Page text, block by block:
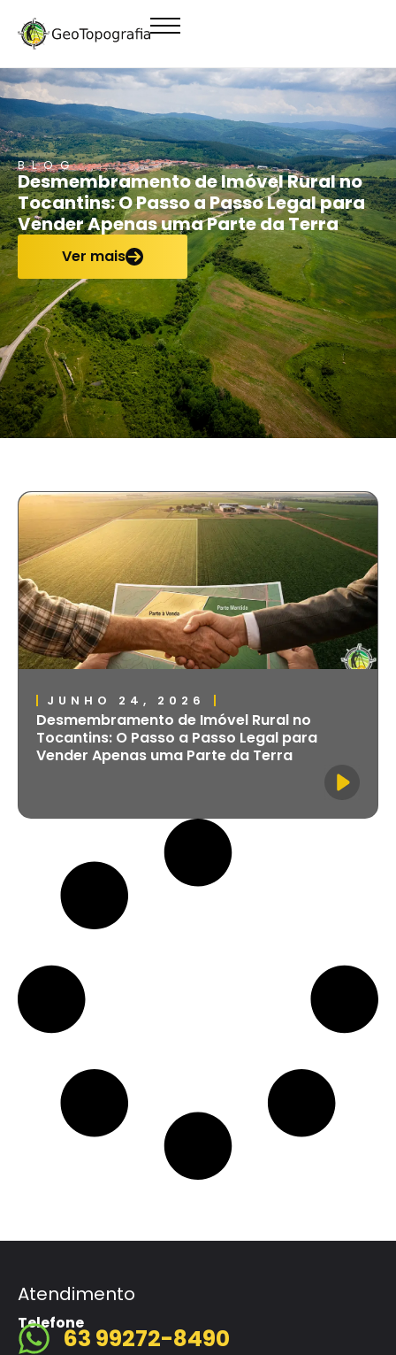
conteúdo
BLOG
Desmembramento de Imóvel Rural no
Tocantins: O Passo a Passo Legal para
Vender Apenas uma Parte da Terra
Ver mais
JUNHO 24, 2026
Desmembramento de Imóvel Rural no
Tocantins: O Passo a Passo Legal para
Vender Apenas uma Parte da Terra
Atendimento
Telefone
63 99272-8490